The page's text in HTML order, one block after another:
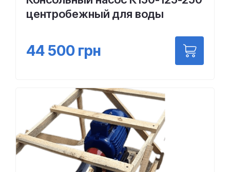
центробежный для воды
44 500 грн